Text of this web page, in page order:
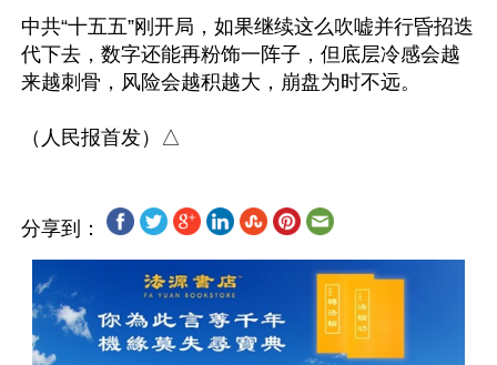
中共“十五五”刚开局，如果继续这么吹嘘并行昏招迭
代下去，数字还能再粉饰一阵子，但底层冷感会越
来越刺骨，风险会越积越大，崩盘为时不远。
分享到：